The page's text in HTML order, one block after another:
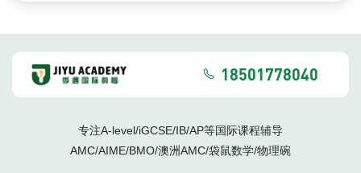
18501778040
专注A-level/iGCSE/IB/AP等国际课程辅导
AMC/AIME/BMO/澳洲AMC/袋鼠数学/物理碗